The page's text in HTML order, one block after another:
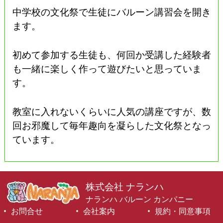
中学校の文化祭で生徒にバルーン講習会を開き
ます。
初めて参加する生徒も、何回か受講した経験者
も一緒に楽しく作って遊びたいと思っていま
す。
教室に入れないくらいに人気の講座ですが、数
回お邪魔して毎年趣向を凝らした文化祭となっ
ています。
株式会社 ナランハ
ナランハ バルーン カンパニー
お問合せ
会社案内
規約・同意事項